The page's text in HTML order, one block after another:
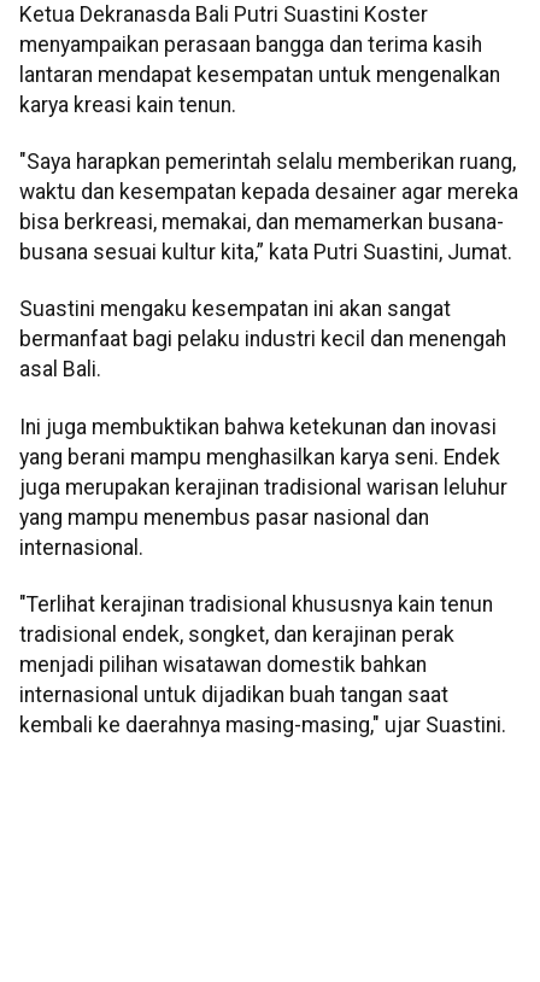
Ketua Dekranasda Bali Putri Suastini Koster
menyampaikan perasaan bangga dan terima kasih
lantaran mendapat kesempatan untuk mengenalkan
karya kreasi kain tenun.
"Saya harapkan pemerintah selalu memberikan ruang,
waktu dan kesempatan kepada desainer agar mereka
bisa berkreasi, memakai, dan memamerkan busana-
busana sesuai kultur kita,” kata Putri Suastini, Jumat.
Suastini mengaku kesempatan ini akan sangat
bermanfaat bagi pelaku industri kecil dan menengah
asal Bali.
Ini juga membuktikan bahwa ketekunan dan inovasi
yang berani mampu menghasilkan karya seni. Endek
juga merupakan kerajinan tradisional warisan leluhur
yang mampu menembus pasar nasional dan
internasional.
"Terlihat kerajinan tradisional khususnya kain tenun
tradisional endek, songket, dan kerajinan perak
menjadi pilihan wisatawan domestik bahkan
internasional untuk dijadikan buah tangan saat
kembali ke daerahnya masing-masing," ujar Suastini.